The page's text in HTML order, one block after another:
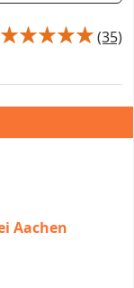
(35)
Aachen